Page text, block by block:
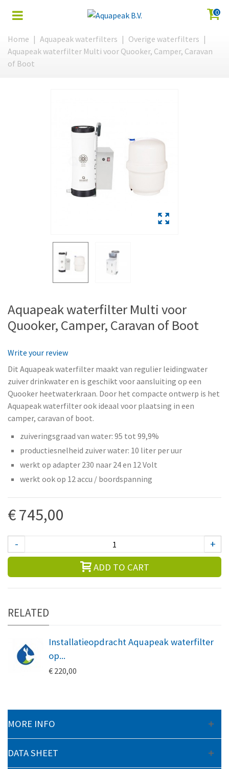
0
Home | Aquapeak waterfilters | Overige waterfilters |
Aquapeak waterfilter Multi voor Quooker, Camper, Caravan
of Boot
Aquapeak waterfilter Multi voor
Quooker, Camper, Caravan of Boot
Write your review
Dit Aquapeak waterfilter maakt van regulier leidingwater
zuiver drinkwater en is geschikt voor aansluiting op een
Quooker heetwaterkraan. Door het compacte ontwerp is het
Aquapeak waterfilter ook ideaal voor plaatsing in een
camper, caravan of boot.
zuiveringsgraad van water: 95 tot 99,9%
productiesnelheid zuiver water: 10 liter per uur
werkt op adapter 230 naar 24 en 12 Volt
werkt ook op 12 accu / boordspanning
€ 745,00
- +
ADD TO CART
RELATED
Installatieopdracht Aquapeak waterfilter
op...
€ 220,00
MORE INFO
DATA SHEET